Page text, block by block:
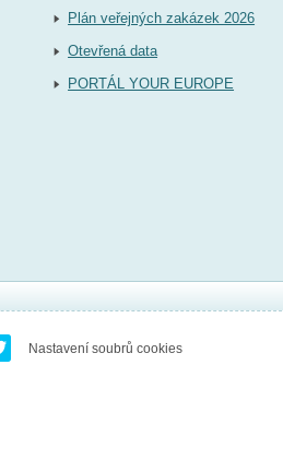
Plán veřejných zakázek 2026
Otevřená data
PORTÁL YOUR EUROPE
Nastavení soubrů cookies